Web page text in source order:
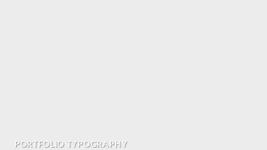
PORTFOLIO TYPOGRAPHY